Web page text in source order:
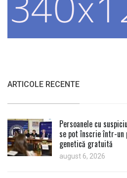
ARTICOLE RECENTE
Persoanele cu
se pot înscrie într-un
genetică gratuită
august 6, 2026